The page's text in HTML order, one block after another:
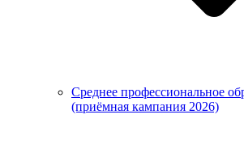
Среднее профессиональное
(приёмная кампания 2026)